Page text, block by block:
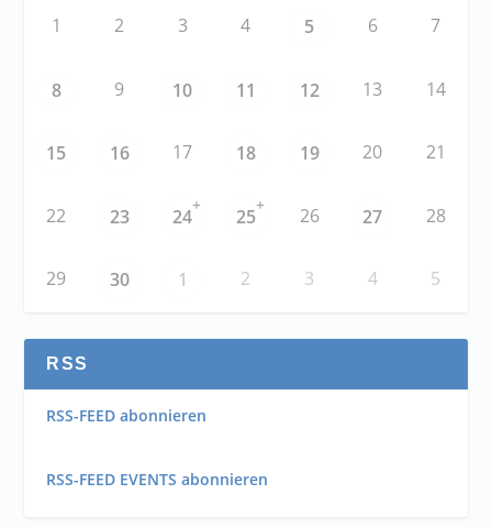
1 2 3 4 5 6 7
8 9 10 11 12 13 14
15 16 17 18 19 20 21
22 23 24
+
25
+ 26 27 28
29 30 1 2 3 4 5
RSS
RSS-FEED abonnieren
RSS-FEED EVENTS abonnieren